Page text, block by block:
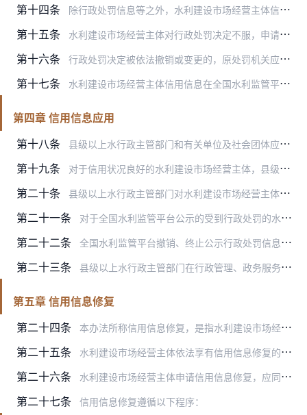
第十四条 除行政处罚信息等之外，水利建设市场经营主体信用信息包含有效期的，公示期为有效期；未包含有效期的，公示期为长期。
第十五条 水利建设市场经营主体对行政处罚决定不服，申请行政复议或提起行政诉讼的，相关程序终结前，除行政复议机关或人民法院认定需要停止执行的，相关信息不停止公示。
第十六条 行政处罚决定被依法撤销或变更的，原处罚机关应在7个工作日内在全国水利监管平台录入相关信息。全国水利监管平台应及时撤销或修改相关行政处罚信息，同步推送至“信用中国…
第十七条 水利建设市场经营主体信用信息在全国水利监管平台终止公示后，转入后台长期保存，确保信息可查、可核、可追溯。
第四章 信用信息应用
第十八条
县级以上水行政主管部门和有关单位及社会团体应依据法律、法规或党中央、国务院政策文件，按照守信激励和失信惩戒的原则，建立健全信用奖惩机制，在行政许可、招标投标、政…
第十九条 对于信用状况良好的水利建设市场经营主体，县级以上水行政主管部门可结合实际情况，在法定权限范围内采取以下激励措施：
第二十条 县级以上水行政主管部门对水利建设市场经营主体实施失信惩戒，必须基于具体的失信行为事实，以法律、法规或党中央、国务院政策文件的明确规定为依据，依照《全国失信惩戒措…
第二十一条 对于全国水利监管平台公示的受到行政处罚的水利建设市场经营主体，县级以上水行政主管部门将其列为重点监管对象，加大日常监管力度，适当提高现场检查、抽查比例和频次。
第二十二条 全国水利监管平台撤销、终止公示行政处罚信息的，县级以上水行政主管部门对相关水利建设市场经营主体采取的失信惩戒措施即行终止。
第二十三条 县级以上水行政主管部门在行政管理、政务服务等工作中，应依法依规建立并应用信用承诺制度，将水利建设市场经营主体的承诺履行情况记入信用信息，作为监督管理的重要依据。
第五章 信用信息修复
第二十四条
本办法所称信用信息修复，是指水利建设市场经营主体因失信行为受到一定期限约束，在履行法定义务、纠正失信行为后向处罚机关提出申请，由处罚机关按规定审核同意后，通过采…
第二十五条 水利建设市场经营主体依法享有信用信息修复的权利。除法律、法规和党中央、国务院政策文件明确规定不可修复的情形外，满足相关条件的水利建设市场经营主体均可按要求申请信…
第二十六条 水利建设市场经营主体申请信用信息修复，应同时满足以下条件：
第二十七条 信用信息修复遵循以下程序：